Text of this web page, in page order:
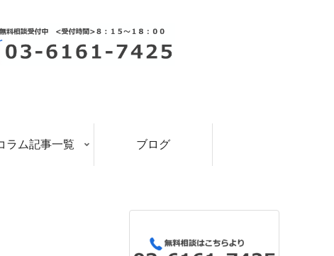
ラム記事一覧 ブログ